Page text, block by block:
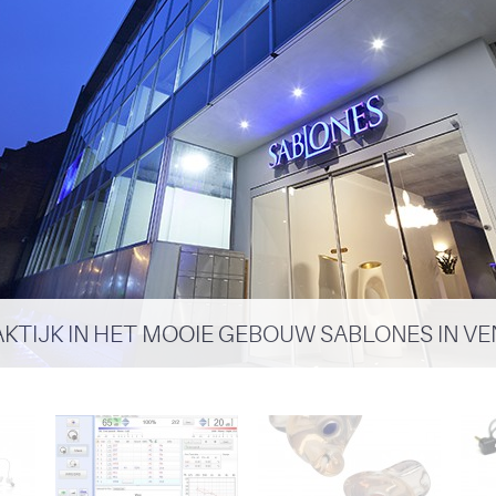
IN HET MOOIE GEBOUW SABLONES IN